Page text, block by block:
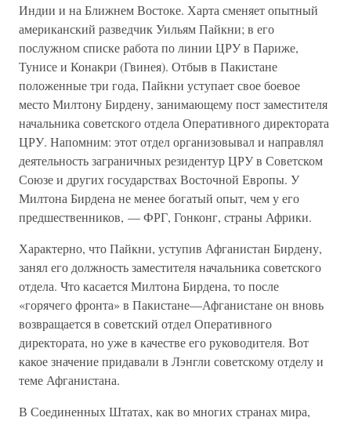
Индии и на Ближнем Востоке. Харта сменяет опытный
американский разведчик Уильям Пайкни; в его
послужном списке работа по линии ЦРУ в Париже,
Тунисе и Конакри (Гвинея). Отбыв в Пакистане
положенные три года, Пайкни уступает свое боевое
место Милтону Бирдену, занимающему пост заместителя
начальника советского отдела Оперативного директората
ЦРУ. Напомним: этот отдел организовывал и направлял
деятельность заграничных резидентур ЦРУ в Советском
Союзе и других государствах Восточной Европы. У
Милтона Бирдена не менее богатый опыт, чем у его
предшественников, — ФРГ, Гонконг, страны Африки.
Характерно, что Пайкни, уступив Афганистан Бирдену,
занял его должность заместителя начальника советского
отдела. Что касается Милтона Бирдена, то после
«горячего фронта» в Пакистане—Афганистане он вновь
возвращается в советский отдел Оперативного
директората, но уже в качестве его руководителя. Вот
какое значение придавали в Лэнгли советскому отделу и
теме Афганистана.
В Соединенных Штатах, как во многих странах мира,